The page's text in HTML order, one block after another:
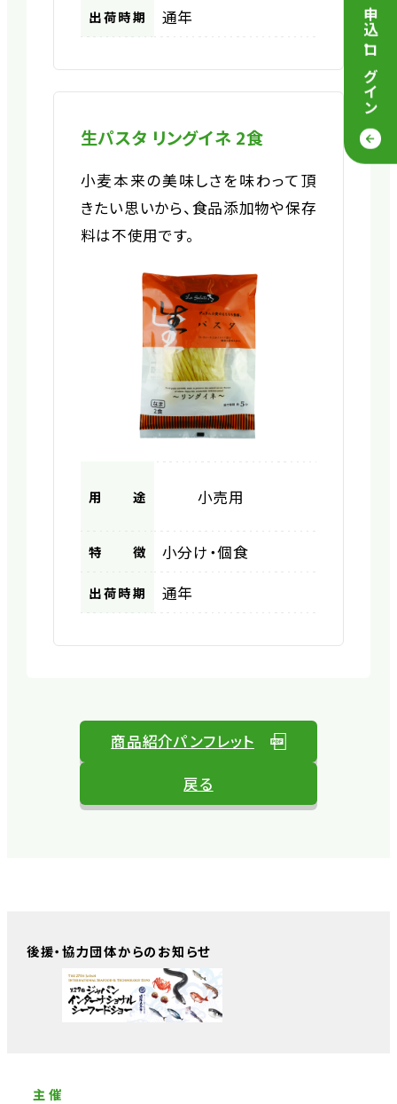
・
ログイン
出荷時期 通年
生パスタ リングイネ 2食
小麦本来の美味しさを味わって頂
きたい思いから、食品添加物や保存
料は不使用です。
用途 小売用
特徴 小分け・個食
出荷時期 通年
商品紹介パンフレット
戻る
後援・協力団体からのお知らせ
主 催